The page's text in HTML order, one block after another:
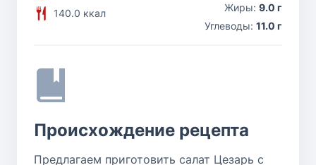
140.0 ккал
Жиры: 9.0 г
Углеводы: 11.0 г
Происхождение рецепта
Предлагаем приготовить салат Цезарь с